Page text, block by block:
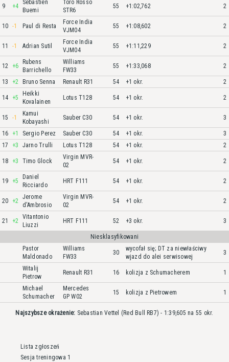
9 +4
Sebastien
Buemi
Toro Rosso
STR6
55 +1:02,762 2
10 -1 Paul di Resta
Force India
VJM04
55 +1:08,602 2
11 -1 Adrian Sutil
Force India
VJM04
55 +1:11,229 2
12 +6
Rubens
Barrichello
Williams
FW33
55 +1:33,068 2
13 +2 Bruno Senna Renault R31 54 +1 okr. 2
14 +5
Heikki
Kovalainen
Lotus T128 54 +1 okr. 2
15 -1
Kamui
Kobayashi
Sauber C30 54 +1 okr. 3
16 +1 Sergio Perez Sauber C30 54 +1 okr.
3
17
+3 Jarno Trulli Lotus T128 54 +1 okr. 2
18 +3 Timo Glock
Virgin MVR-
02
54 +1 okr. 2
19 +5
Daniel
Ricciardo
HRT F111 54 +1 okr. 2
20 +2
Jerome
d'Ambrosio
Virgin MVR-
02
54 +1 okr. 2
21 +2
Vitantonio
Liuzzi
HRT F111 52 +3 okr. 3
Niesklasyfikowani
Pastor
Maldonado
Williams
FW33
30
wycofał się; DT za niewłaściwy
wjazd do alei serwisowej
3
Witalij
Pietrow
Renault R31 16 kolizja z Schumacherem 1
Michael
Schumacher
Mercedes
GP W02
15 kolizja z Pietrowem 1
Najszybsze okrażenie: Sebastian Vettel (Red Bull RB7) - 1:39,605 na 55 okr.
Lista zgłoszeń
Sesja treningowa 1